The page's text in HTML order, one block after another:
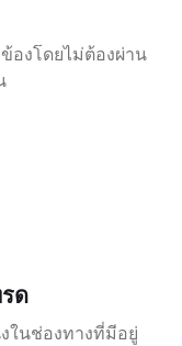
องโดยไม่ต้องผ่าน
ด
ในช่องทางที่มีอยู่